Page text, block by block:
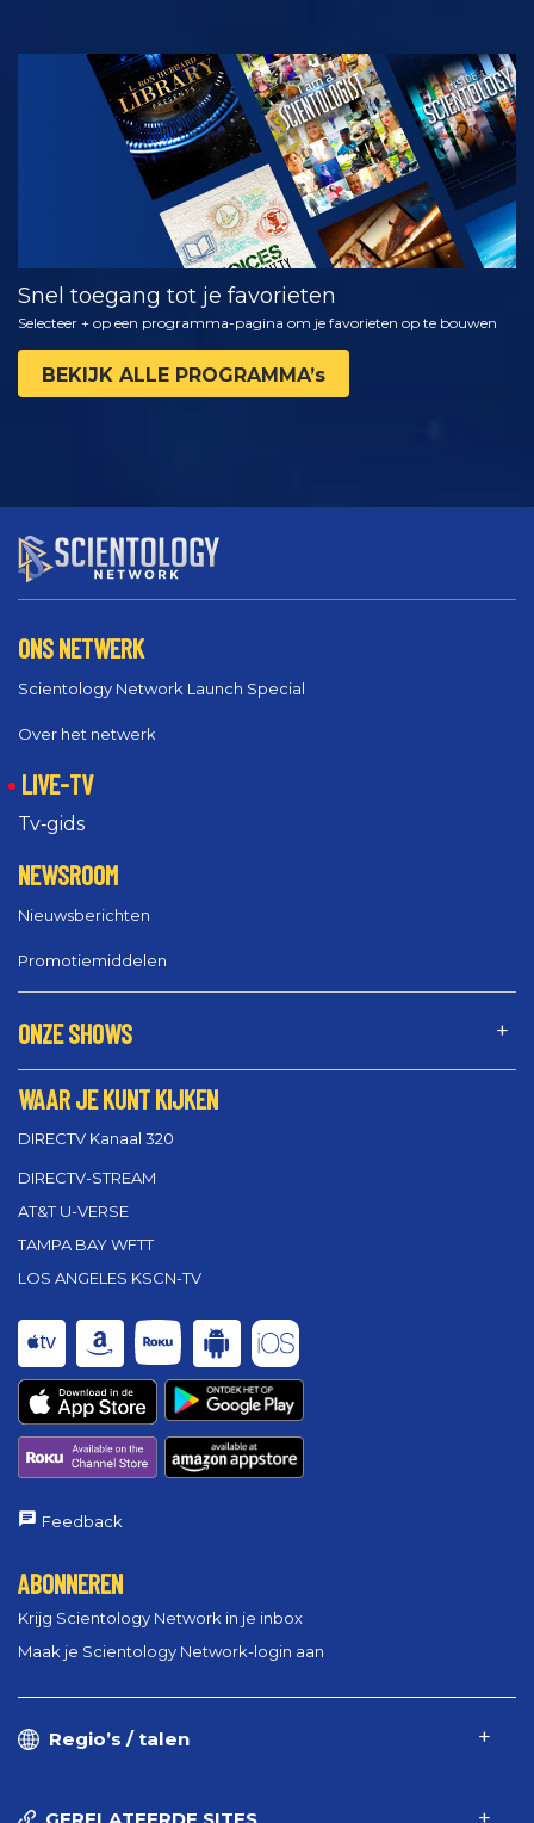
KIJK
VERKEN DE
SERIE
Snel toegang tot je favorieten
Selecteer + op een programma-pagina om je favorieten op te bouwen
BEKIJK ALLE PROGRAMMA’s
ONS NETWERK
Scientology Network Launch Special
Over het netwerk
LIVE-TV
Tv‑gids
NEWSROOM
Nieuwsberichten
Promotiemiddelen
ONZE SHOWS
WAAR JE KUNT KIJKEN
DIRECTV Kanaal 320
DIRECTV-STREAM
AT&T U-VERSE
TAMPA BAY WFTT
LOS ANGELES KSCN-TV
Feedback
ABONNEREN
Krijg Scientology Network in je inbox
Maak je Scientology Network-login aan
Regio’s / talen